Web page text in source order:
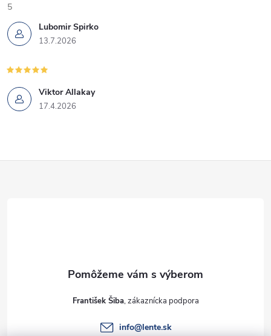
Lubomir Spirko
13.7.2026
5
Viktor Allakay
17.4.2026
František Šiba
info@lente.sk